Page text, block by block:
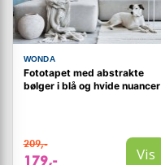
WONDA
Fototapet med abstrakte
bølger i blå og hvide nuancer
209,-
179,- Vis